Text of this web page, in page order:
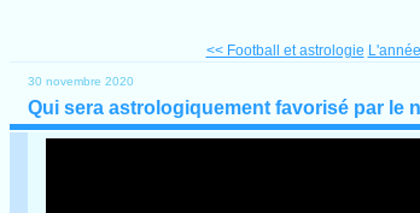
<< Football et astrologie
30 novembre 2020
Qui sera astrologiquement favorisé par le